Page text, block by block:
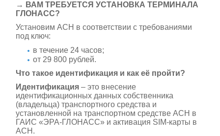
→ ВАМ ТРЕБУЕТСЯ УСТАНОВКА ТЕРМИНАЛА
ГЛОНАСС?
Установим АСН в соответствии с требованиями
под ключ:
в течение 24 часов;
от 29 800 рублей.
Что такое идентификация и как её пройти?
Идентификация– это внесение
идентификационных данных собственника
(владельца) транспортного средства и
установленной на транспортном средстве АСН в
ГАИС «ЭРА-ГЛОНАСС» и активация SIM-карты в
АСН.